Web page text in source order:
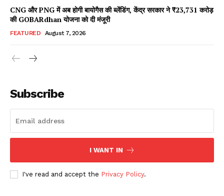
Read Latest News on AIN
NEWS 1 App
CNG और PNG में अब होगी बायोगैस की ब्लेंडिंग, केंद्र सरकार ने ₹23,731 करोड़
की GOBARdhan योजना को दी मंजूरी
FEATURED August 7, 2026
Subscribe
I WANT IN
I've read and accept the Privacy Policy.